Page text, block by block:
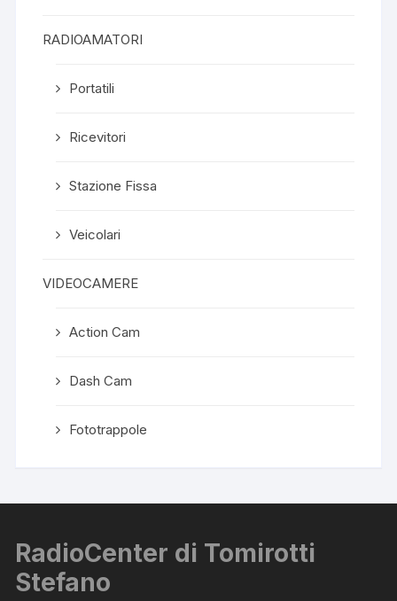
RADIOAMATORI
Portatili
Ricevitori
Stazione Fissa
Veicolari
VIDEOCAMERE
Action Cam
Dash Cam
Fototrappole
RadioCenter di Tomirotti
Stefano